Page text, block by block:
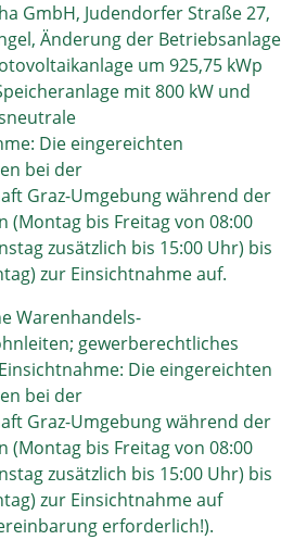
GmbH, Judendorfer Straße 27,
Änderung der Betriebsanlage
um 925,75 kWp
mit 800 kW und
Die eingereichten
bei der
Graz-Umgebung während der
(Montag bis Freitag von 08:00
zusätzlich bis 15:00 Uhr) bis
zur Einsichtnahme auf.
Warenhandels-
gewerberechtliches
Die eingereichten
bei der
Graz-Umgebung während der
(Montag bis Freitag von 08:00
zusätzlich bis 15:00 Uhr) bis
zur Einsichtnahme auf
erforderlich!).